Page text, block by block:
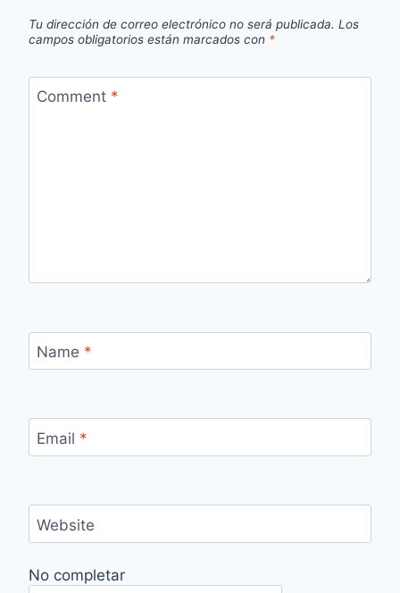
Tu dirección de correo electrónico no será publicada. Los
campos obligatorios están marcados con *
Comment *
Name *
Email *
Website
No completar